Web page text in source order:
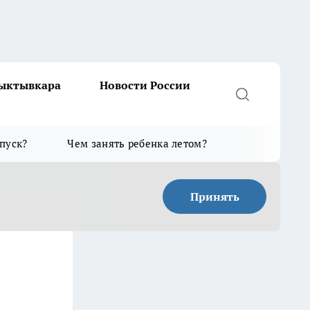
Новости России
Чем занять ребенка летом?
Принять